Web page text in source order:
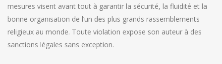
mesures visent avant tout à garantir la sécurité, la fluidité et la
bonne organisation de l’un des plus grands rassemblements
religieux au monde. Toute violation expose son auteur à des
sanctions légales sans exception.